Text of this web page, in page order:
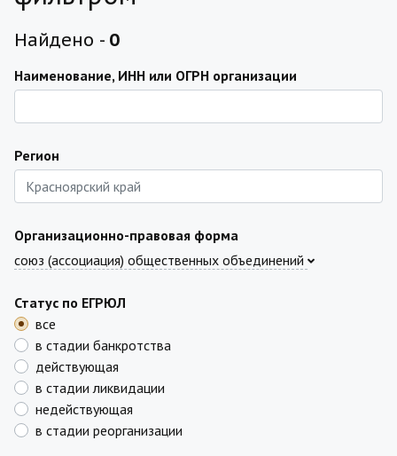
Найдено - 0
Наименование, ИНН или ОГРН организации
Регион
Организационно-правовая форма
союз (ассоциация) общественных объединений
Статус по ЕГРЮЛ
все
в стадии банкротства
действующая
в стадии ликвидации
недействующая
в стадии реорганизации